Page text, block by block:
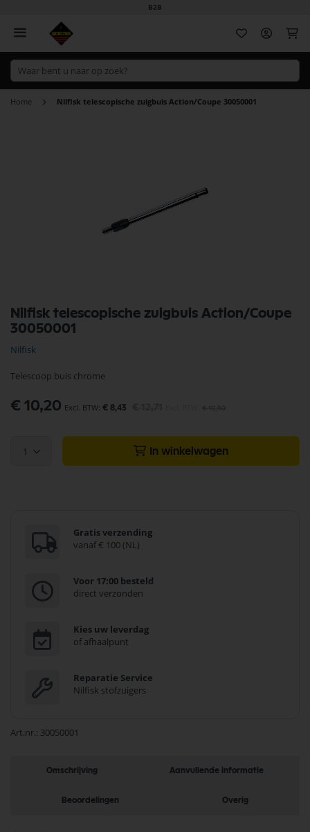
B2B
Home Nilfisk telescopische zuigbuis Action/Coupe 30050001
Nilfisk telescopische zuigbuis Action/Coupe
30050001
Nilfisk
Telescoop buis chrome
Speciale
€ 10,20 € 8,43
1 In winkelwagen
Gratis verzending
vanaf € 100 (NL)
Voor 17:00 besteld
direct verzonden
Kies uw leverdag
of afhaalpunt
Reparatie Service
Nilfisk stofzuigers
Art.nr. 30050001
naar
het
van
afbeeldingen-
Omschrijving Aanvullende informatie
Beoordelingen Overig